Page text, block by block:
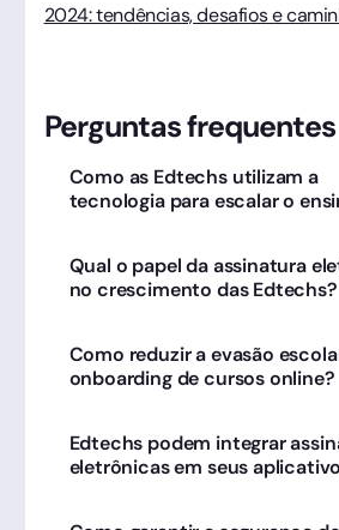
2024: tendências, desafios e
Perguntas frequentes
Como as Edtechs utilizam a
tecnologia para escalar o
gestão via Clicksign, permitindo
100% no conteúdo pedagógico e
Qual o papel da assinatura
no crescimento das Edtechs?
que alunos de qualquer lugar
contratos de cursos
Como reduzir a evasão
onboarding de cursos online?
aluno assina o contrato via
garantindo o início imediato das
Edtechs podem integrar
eletrônicas em seus